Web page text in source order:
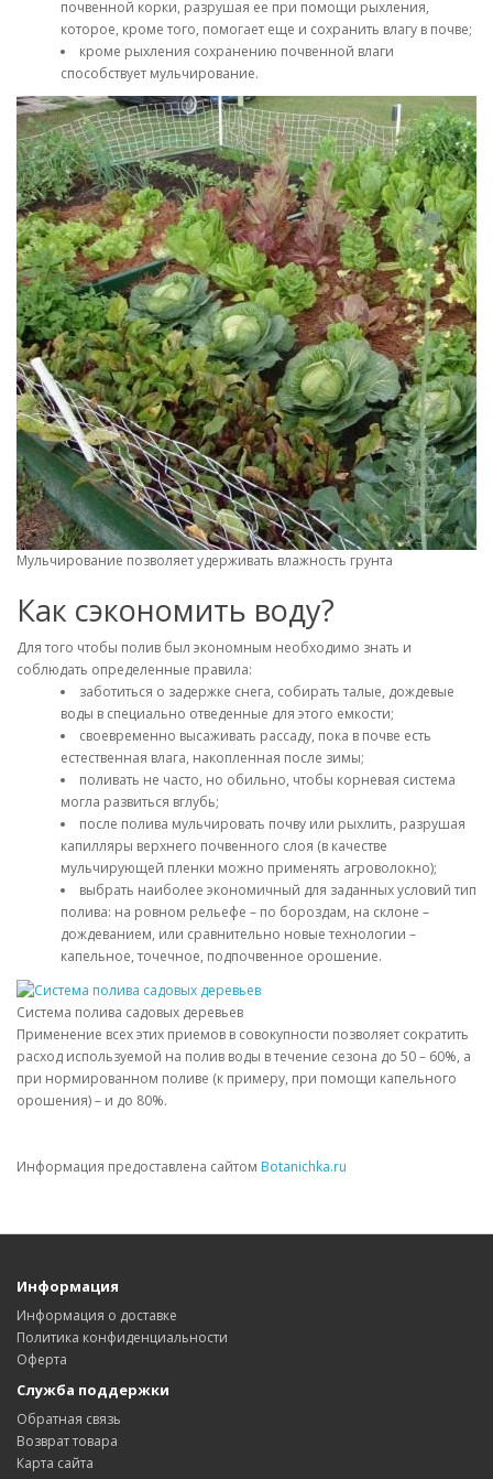
почвенной корки, разрушая ее при помощи рыхления,
которое, кроме того, помогает еще и сохранить влагу в почве;
кроме рыхления сохранению почвенной влаги
способствует мульчирование.
Мульчирование позволяет удерживать влажность грунта
Как сэкономить воду?
Для того чтобы полив был экономным необходимо знать и
соблюдать определенные правила:
заботиться о задержке снега, собирать талые, дождевые
воды в специально отведенные для этого емкости;
своевременно высаживать рассаду, пока в почве есть
естественная влага, накопленная после зимы;
поливать не часто, но обильно, чтобы корневая система
могла развиться вглубь;
после полива мульчировать почву или рыхлить, разрушая
капилляры верхнего почвенного слоя (в качестве
мульчирующей пленки можно применять агроволокно);
выбрать наиболее экономичный для заданных условий тип
полива: на ровном рельефе – по бороздам, на склоне –
дождеванием, или сравнительно новые технологии –
капельное, точечное, подпочвенное орошение.
Система полива садовых деревьев
Применение всех этих приемов в совокупности позволяет сократить
расход используемой на полив воды в течение сезона до 50 – 60%, а
при нормированном поливе (к примеру, при помощи капельного
орошения) – и до 80%.
Информация предоставлена сайтом Botanichka.ru
Информация
Информация о доставке
Политика конфиденциальности
Оферта
Служба поддержки
Обратная связь
Возврат товара
Карта сайта